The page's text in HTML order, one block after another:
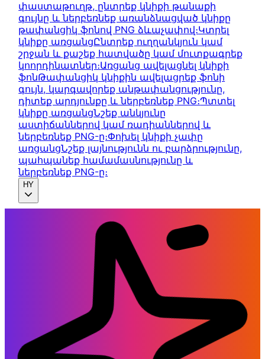
փաստաթուղթ, ընտրեք կնիքի թանաքի
գույնը և ներբեռնեք առանձնացված կնիքը
թափանցիկ ֆոնով PNG ձևաչափով։Կտրել
կնիքը առցանցԸնտրեք ուղղանկյուն կամ
շրջան և քաշեք հատվածը կամ մուտքագրեք
կոորդինատներ։Առցանց ավելացնել կնիքի
ֆոնԹափանցիկ կնիքին ավելացրեք ֆոնի
գույն, կարգավորեք անթափանցությունը,
դիտեք արդյունքը և ներբեռնեք PNG։Պտտել
կնիքը առցանցՆշեք անկյունը
աստիճաններով կամ ռադիաններով և
ներբեռնեք PNG-ը։Փոխել կնիքի չափը
առցանցՆշեք լայնությունն ու բարձրությունը,
պահպանեք համամասնությունը և
ներբեռնեք PNG-ը։
HY